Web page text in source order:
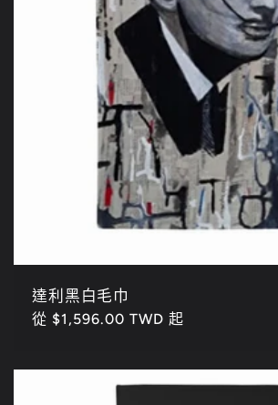
達利黑白毛巾
定
從 $1,596.00 TWD 起